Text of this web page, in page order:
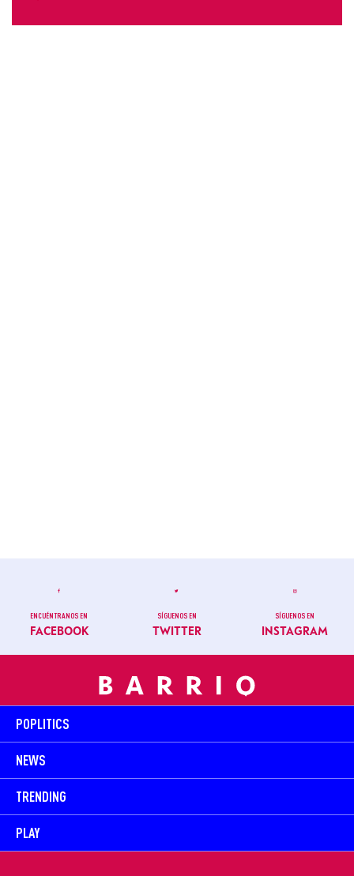
ENCUÉNTRANOS EN
FACEBOOK
SÍGUENOS EN
TWITTER
SÍGUENOS EN
INSTAGRAM
POPLITICS
NEWS
TRENDING
PLAY